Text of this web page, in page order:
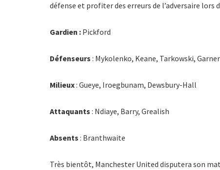
défense et profiter des erreurs de l’adversaire lors
Gardien : Pickford
Défenseurs : Mykolenko, Keane, Tarkowski, Garner
Milieux: Gueye, Iroegbunam, Dewsbury-Hall
Attaquants : Ndiaye, Barry, Grealish
Absents : Branthwaite
Très bientôt, Manchester United disputera son